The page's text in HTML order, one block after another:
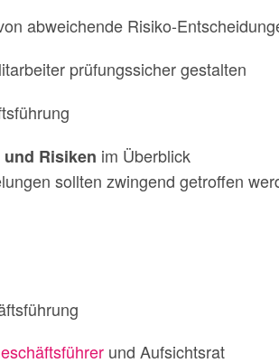
abweichende Risiko-
prüfungssicher gestalten
Risiken im Überblick
sollten zwingend getroffen
und Aufsichtsrat